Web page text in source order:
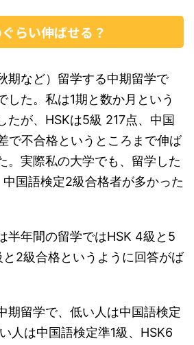
らい伸ばせる？
期など）留学する中期留学で
した。私は1期と数か月という
たが、HSKは5級 217点、中国
で不合格というところまで伸ば
。実際私の大学でも、留学した
中国語検定2級合格者が多かった
半年間の留学ではHSK 4級と5
2級合格というように回答がば
期留学で、低い人は中国語検定
人は中国語検定準1級、HSK6